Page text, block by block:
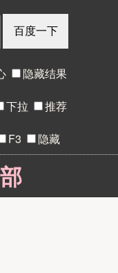
隐藏结果
下拉 推荐
F3 隐藏